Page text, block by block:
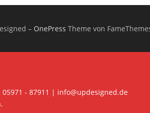
– OnePress Theme von
- 87911 | info@updesigned.de